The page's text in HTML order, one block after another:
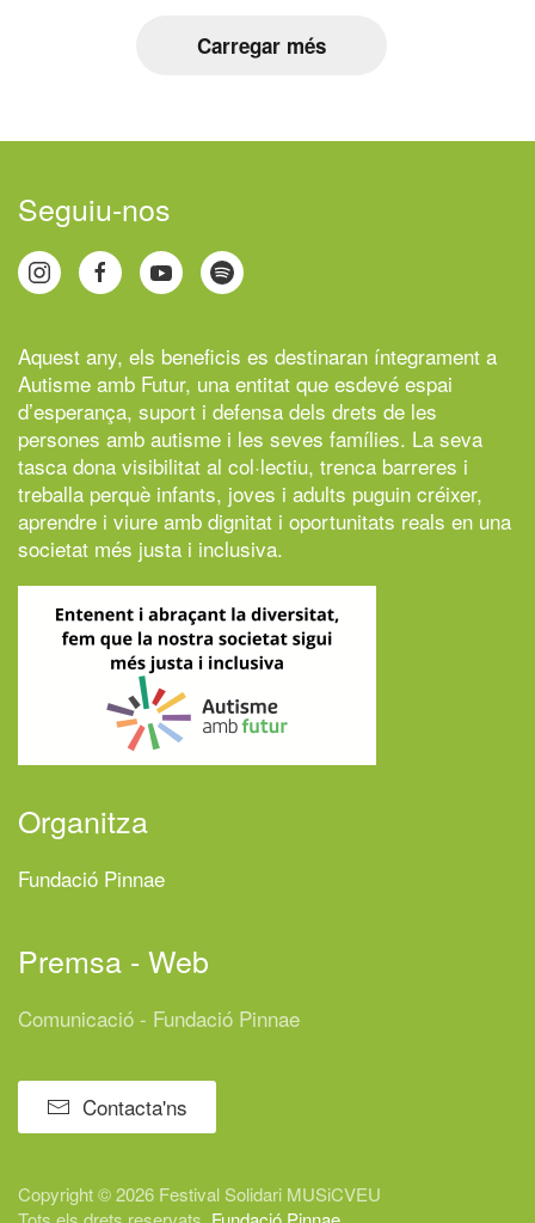
Carregar més
Seguiu-nos
Aquest any, els beneficis es destinaran íntegrament a
Autisme amb Futur, una entitat que esdevé espai
d’esperança, suport i defensa dels drets de les
persones amb autisme i les seves famílies. La seva
tasca dona visibilitat al col·lectiu, trenca barreres i
treballa perquè infants, joves i adults puguin créixer,
aprendre i viure amb dignitat i oportunitats reals en una
societat més justa i inclusiva.
Organitza
Fundació Pinnae
Premsa - Web
Comunicació - Fundació Pinnae
Contacta'ns
Copyright © 2026 Festival Solidari MUSiCVEU